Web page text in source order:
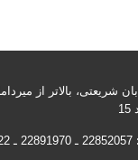
شریعتی، بالاتر از
: